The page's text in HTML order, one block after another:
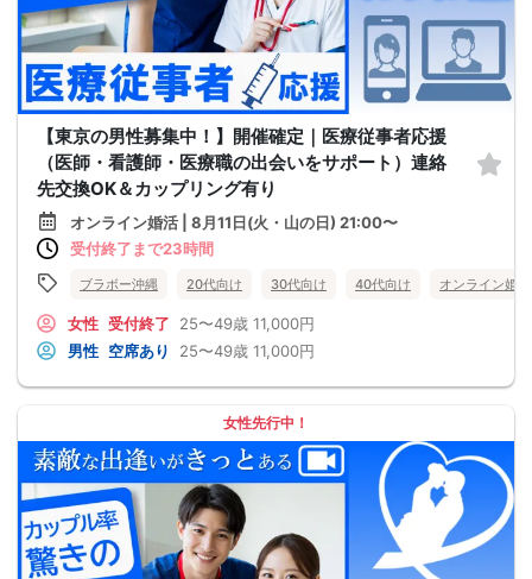
【東京の男性募集中！】開催確定｜医療従事者応援
（医師・看護師・医療職の出会いをサポート）連絡
先交換OK＆カップリング有り
オンライン婚活 | 8月11日(火・山の日) 21:00〜
受付終了まで23時間
ブラボー沖縄 20代向け 30代向け 40代向け オンライン婚活
女性 受付終了 25〜49歳 11,000円
男性 空席あり 25〜49歳 11,000円
女性先行中！